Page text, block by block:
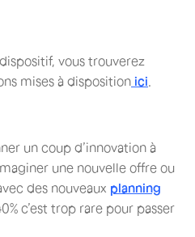
vous trouverez
mises à disposition ici
un coup d’innovation à
une nouvelle offre ou
des nouveaux planning
c’est trop rare pour passer